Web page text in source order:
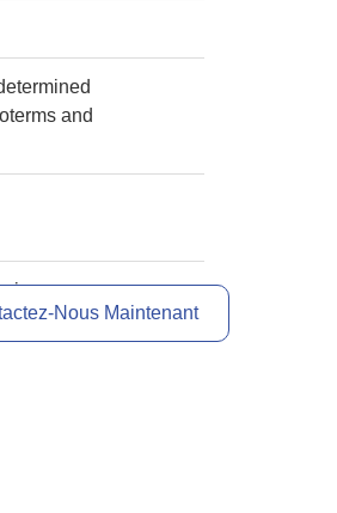
and
jour
Nous Maintenant